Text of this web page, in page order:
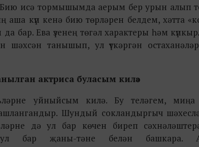
Бию исә тормышымда аерым бер урын алып
күп кенә бию төрләрен белдем, хәтта
бар. Ева үзенең төгәл характеры һәм
шәхсән танышып, ул үткәргән
актриса буласым килә»
уйныйсым килә. Бу теләгем, миңа
Шундый сокландыргыч
дә ул бар көчен биреп
бар җаны-тәне белән башкара.